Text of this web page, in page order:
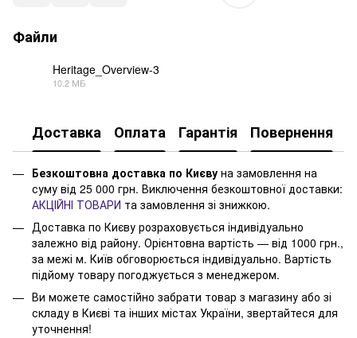
Файли
Heritage_Overview-3
10.2 МБ
Доставка Оплата Гарантія Повернення
Безкоштовна доставка по Києву на замовлення на
суму від 25 000 грн. Виключення безкоштовної доставки:
АКЦІЙНІ ТОВАРИ та замовлення зі знижкою.
Доставка по Києву розраховується індивідуально
залежно від району. Орієнтовна вартість — від 1000 грн.,
за межі м. Київ обговорюється індивідуально. Вартість
підйому товару погоджується з менеджером.
Ви можете самостійно забрати товар з магазину або зі
складу в Києві та інших містах України, звертайтеся для
уточнення!